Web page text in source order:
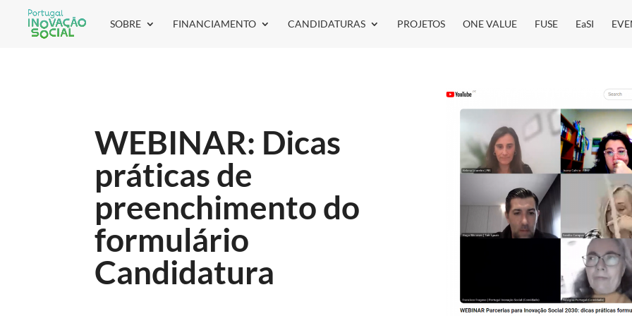
SOBRE FINANCIAMENTO CANDIDATURAS PROJETOS ONE VALUE FUSE EaSI
WEBINAR: Dicas
práticas de
preenchimento do
formulário
Candidatura